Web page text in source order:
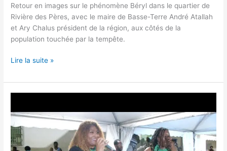
Retour en images sur le phénomène Béryl dans le quartier de
Rivière des Pères, avec le maire de Basse-Terre André Atallah
et Ary Chalus président de la région, aux côtés de la
population touchée par la tempête.
Lire la suite »
:Retour
en
images